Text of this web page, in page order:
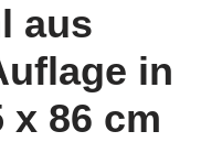
aus
in
x 86 cm